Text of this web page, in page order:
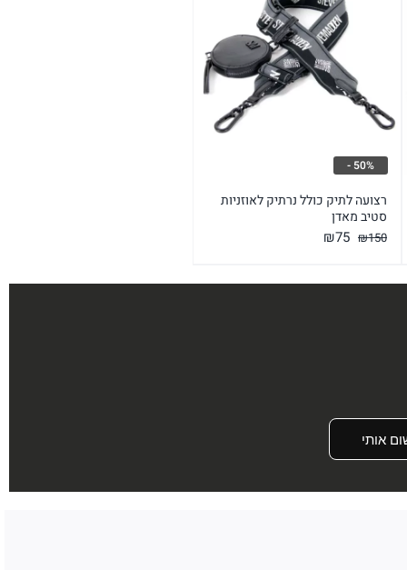
רצועה לתיק כולל נרתיק לאוזניות
סטיב מאדן
₪150
המחיר
היה:
₪75
הוא:
50% -
אותי